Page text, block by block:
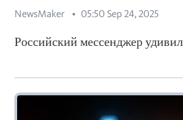
NewsMaker 05:50 Sep 24, 2025
Российский мессенджер